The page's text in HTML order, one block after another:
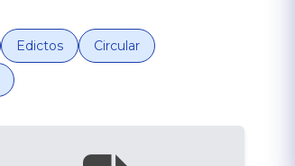
Edictos Circular